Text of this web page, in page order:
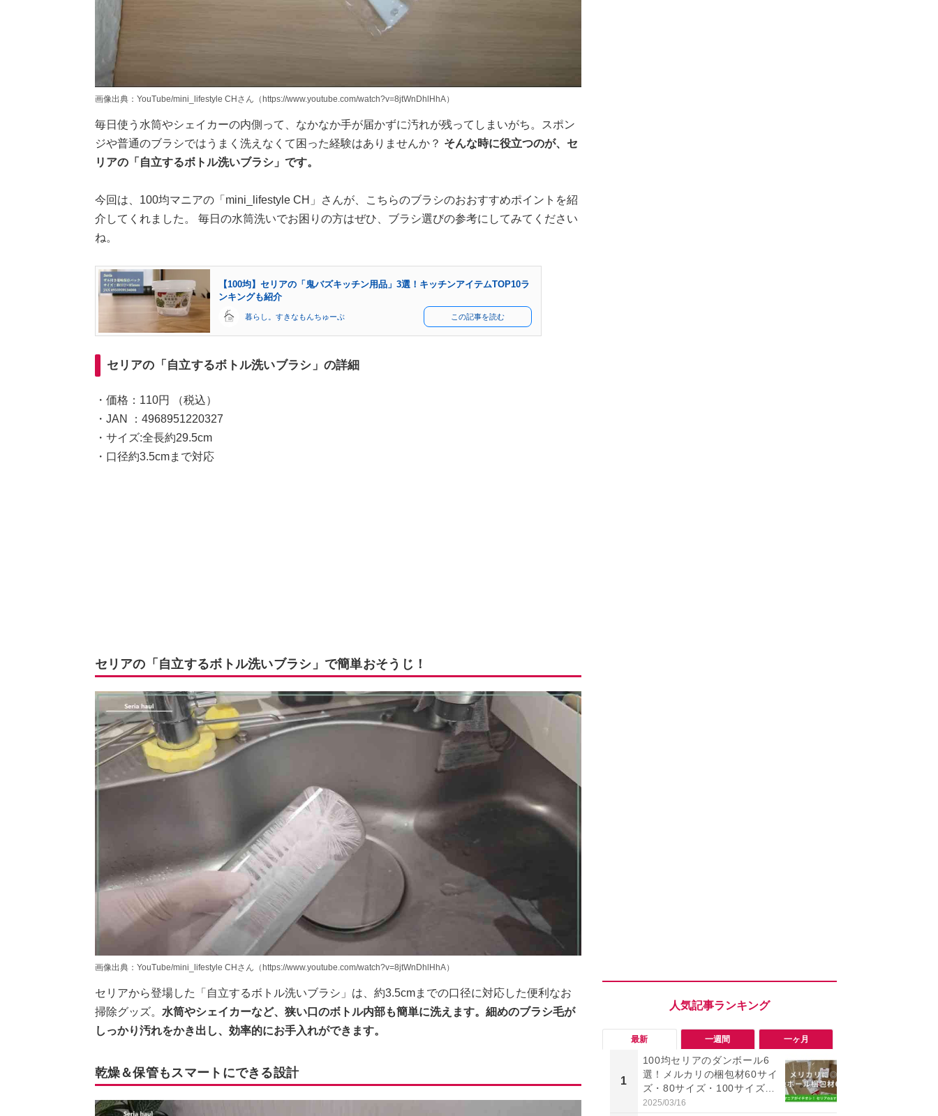
画像出典：YouTube/mini_lifestyle CHさん（https://www.youtube.com/watch?v=8jtWnDhlHhA）
毎日使う水筒やシェイカーの内側って、なかなか手が届かずに汚れが残ってしまいがち。スポン
ジや普通のブラシではうまく洗えなくて困った経験はありませんか？ そんな時に役立つのが、セ
リアの「自立するボトル洗いブラシ」です。
今回は、100均マニアの「mini_lifestyle CH」さんが、こちらのブラシのおおすすめポイントを紹
介してくれました。 毎日の水筒洗いでお困りの方はぜひ、ブラシ選びの参考にしてみてください
ね。
【100均】セリアの「鬼バズキッチン用品」3選！キッチンアイテムTOP10ラ
ンキングも紹介
暮らし。すきなもんちゅーぶ この記事を読む
セリアの「自立するボトル洗いブラシ」の詳細
・価格：110円 （税込）
・JAN ：4968951220327
・サイズ:全長約29.5cm
・口径約3.5cmまで対応
セリアの「自立するボトル洗いブラシ」で簡単おそうじ！
画像出典：YouTube/mini_lifestyle CHさん（https://www.youtube.com/watch?v=8jtWnDhlHhA）
セリアから登場した「自立するボトル洗いブラシ」は、約3.5cmまでの口径に対応した便利なお
掃除グッズ。 水筒やシェイカーなど、狭い口のボトル内部も簡単に洗えます。細めのブラシ毛が
しっかり汚れをかき出し、効率的にお手入れができます。
乾燥＆保管もスマートにできる設計
最新 一週間 一ヶ月
1
100均セリアのダンボール6
選！メルカリの梱包材60サイ
ズ・80サイズ・100サイズに
も対応、収納にも便利
2025/03/16